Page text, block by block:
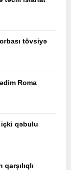
tövsiyə
Roma
içki qəbulu